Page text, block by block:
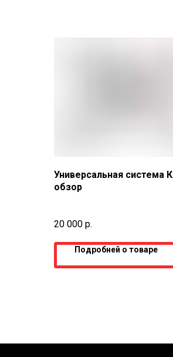
Универсальная система
обзор
20 000 р.
Подробней о товаре